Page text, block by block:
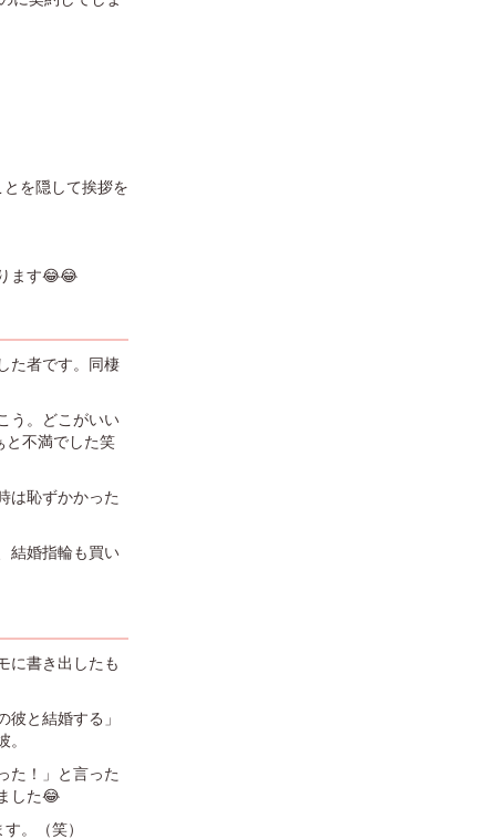
を隠して挨拶を
ます😂😂
た者です。同棲
う。どこがいい
と不満でした笑
は恥ずかかった
結婚指輪も買い
に書き出したも
と結婚する」
た！」と言った
した😂
。（笑）